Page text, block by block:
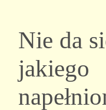
Nie da